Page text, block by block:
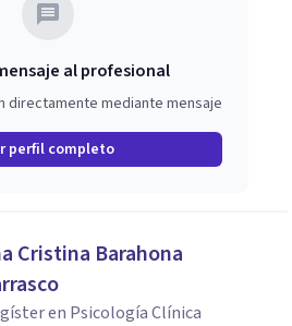
al profesional
directamente mediante mensaje
perfil completo
Cristina Barahona
en Psicología Clínica